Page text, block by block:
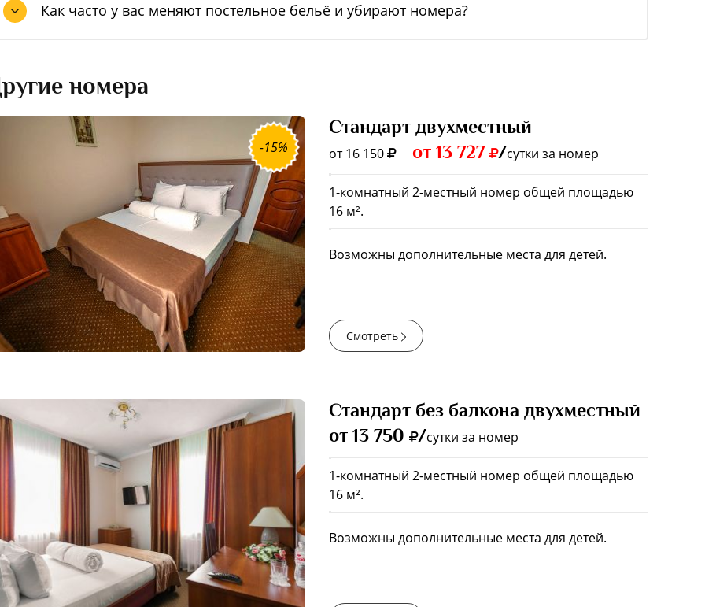
Как часто у вас меняют постельное бельё и убирают номера?
номера
-15%
Стандарт двухместный
от 16 150 от 13 727 /сутки за номер
1-комнатный 2-местный номер общей площадью
16 м².
Возможны дополнительные места для детей.
Смотреть
Стандарт без балкона двухместный
от 13 750
/сутки за номер
1-комнатный 2-местный номер общей площадью
16 м².
Возможны дополнительные места для детей.